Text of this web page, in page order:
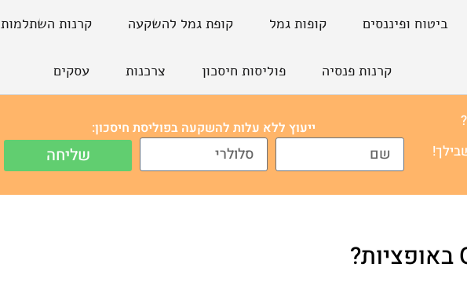
ביטוח ופיננסים קופות גמל קופת גמל להשקעה קרנות השתלמות
קרנות פנסיה פוליסות חיסכון צרכנות עסקים
ייעוץ ללא עלות להשקעה בפוליסת חיסכון:
שליחה